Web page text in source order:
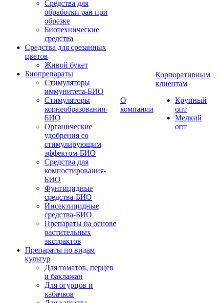
Средства для
обработки ран при
обрезке
Биотехнические
средства
Средства для срезанных
цветов
Живой букет
Биопрепараты
Стимуляторы
иммунитета-БИО
Стимуляторы
корнеобразования-
БИО
Органические
удобрения со
стимулирующим
эффектом-БИО
Средства для
компостирования-
БИО
Фунгицидные
средства-БИО
Инсектицидные
средства-БИО
Препараты на основе
растительных
экстрактов
Препараты по видам
культур
Для томатов, перцев
и баклажан
Для огурцов и
кабачков
О
компании
Корпоративным
клиентам
Крупный
опт
Мелкий
опт